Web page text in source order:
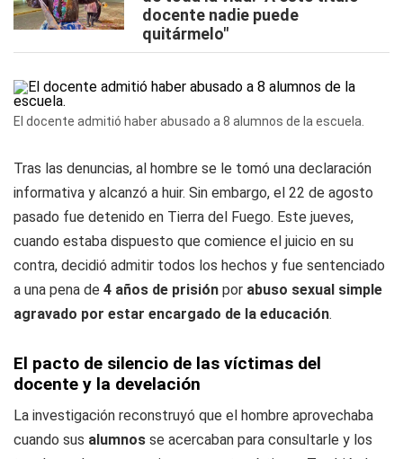
docente nadie puede
quitármelo"
El docente admitió haber abusado a 8 alumnos de la escuela.
Tras las denuncias, al hombre se le tomó una declaración
informativa y alcanzó a huir. Sin embargo, el 22 de agosto
pasado fue detenido en Tierra del Fuego. Este jueves,
cuando estaba dispuesto que comience el juicio en su
contra, decidió admitir todos los hechos y fue sentenciado
a una pena de 4 años de prisión por abuso sexual simple
agravado por estar encargado de la educación.
El pacto de silencio de las víctimas del
docente y la develación
La investigación reconstruyó que el hombre aprovechaba
cuando sus alumnos se acercaban para consultarle y los